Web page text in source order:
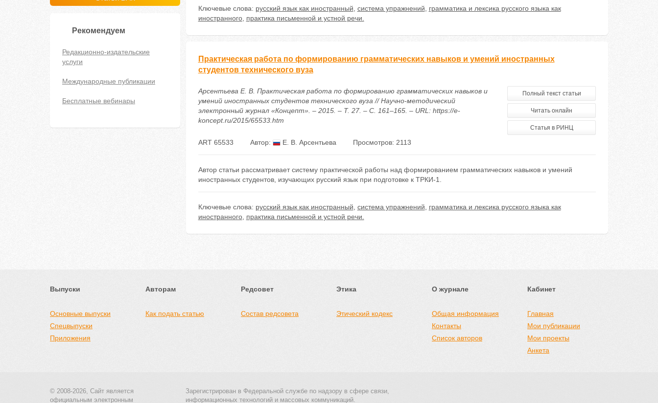
Рекомендуем
Редакционно-издательские
услуги
Международные публикации
Бесплатные вебинары
Ключевые слова: русский язык как иностранный система упражнений
грамматика и лексика русского языка как
иностранного, практика письменной и устной речи.
Практическая работа по формированию грамматических навыков и умений иностранных
студентов технического вуза
Арсентьева Е. В. Практическая работа по формированию грамматических навыков и
умений иностранных студентов технического вуза // Научно-методический
электронный журнал «Концепт». – 2015. – Т. 27. – С. 161–165. – URL: https://e-
koncept.ru/2015/65533.htm
Полный текст статьи
Читать онлайн
Статья в РИНЦ
ART 65533 Автор: Е. В. Арсентьева Просмотров: 2113
Автор статьи рассматривает систему практической работы над формированием грамматических навыков и умений
иностранных студентов, изучающих русский язык при подготовке к ТРКИ-1.
Ключевые слова: русский язык как иностранный система упражнений
грамматика и лексика русского языка как
иностранного, практика письменной и устной речи.
Выпуски
Основные выпуски
Спецвыпуски
Приложения
Авторам
Как подать статью
Редсовет
Состав редсовета
Этика
Этический кодекс
О журнале
Общая информация
Контакты
Список авторов
Кабинет
Главная
Мои публикации
Мои проекты
Анкета
© 2008-2026, Сайт является
официальным электронным
Зарегистрирован в Федеральной службе по надзору в сфере связи,
информационных технологий и массовых коммуникаций.